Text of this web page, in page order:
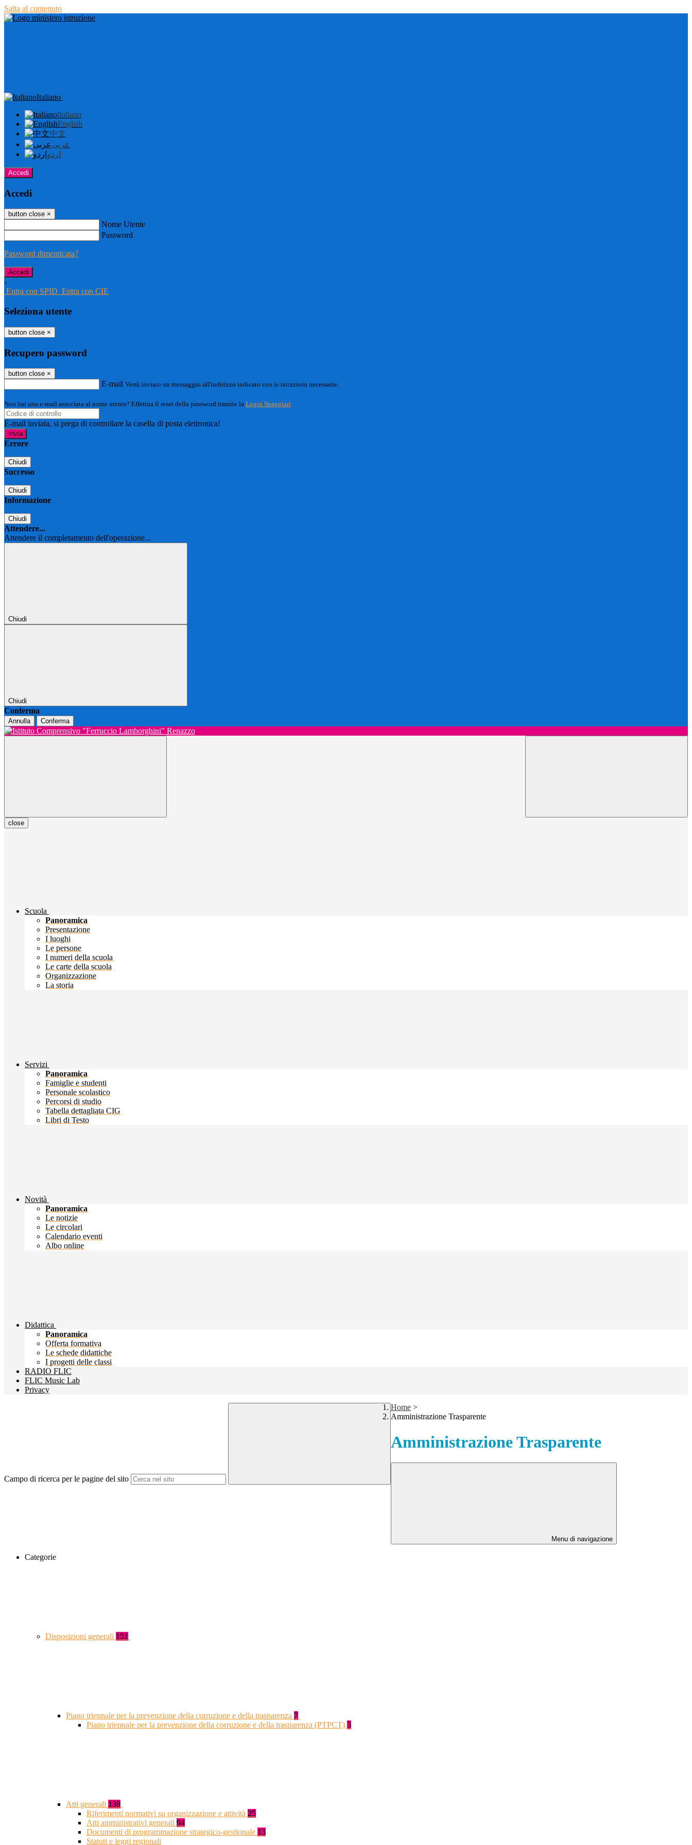
Salta al contenuto
Italiano
Italiano
English
中文
عربى
اردو
Accedi
Accedi
button close ×
Nome Utente
Password
Password dimenticata?
-
Entra con SPID Entra con CIE
Seleziona utente
button close ×
Recupero password
button close ×
E-mail Verrà inviato un messaggio all'indirizzo indicato con le istruzioni necessarie.
Non hai una e-mail associata al nome utente? Effettua il reset della password tramite la Login Spaggiari
E-mail inviata, si prega di controllare la casella di posta elettronica!
Errore
Chiudi
Successo
Chiudi
Informazione
Chiudi
Attendere...
Attendere il completamento dell'operazione...
Chiudi
Chiudi
Conferma
Annulla Conferma
close
Scuola
Panoramica
Presentazione
I luoghi
Le persone
I numeri della scuola
Le carte della scuola
Organizzazione
La storia
Servizi
Panoramica
Famiglie e studenti
Personale scolastico
Percorsi di studio
Tabella dettagliata CIG
Libri di Testo
Novità
Panoramica
Le notizie
Le circolari
Calendario eventi
Albo online
Didattica
Panoramica
Offerta formativa
Le schede didattiche
I progetti delle classi
RADIO FLIC
FLIC Music Lab
Privacy
Campo di ricerca per le pagine del sito
Home >
Amministrazione Trasparente
Amministrazione Trasparente
Menu di navigazione
Categorie
Disposizioni generali 151
Piano triennale per la prevenzione della corruzione e della trasparenza 7
Piano triennale per la prevenzione della corruzione e della trasparenza (PTPCT) 5
Atti generali 138
Riferimenti normativi su organizzazione e attività 25
Atti amministrativi generali 94
Documenti di programmazione strategico-gestionale 13
Statuti e leggi regionali